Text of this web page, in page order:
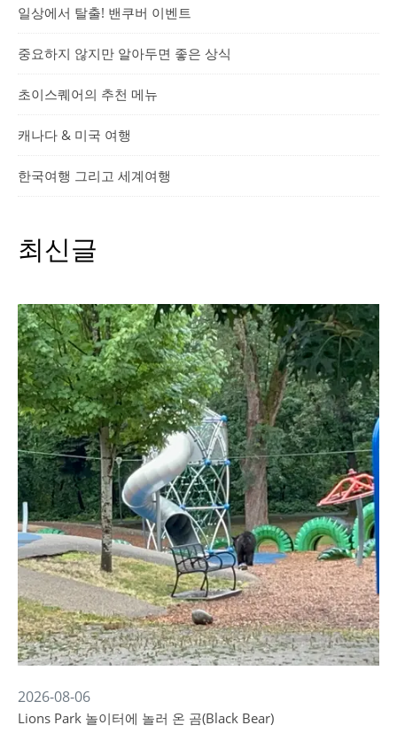
일상에서 탈출! 밴쿠버 이벤트
중요하지 않지만 알아두면 좋은 상식
초이스퀘어의 추천 메뉴
캐나다 & 미국 여행
한국여행 그리고 세계여행
최신글
2026-08-06
Lions Park 놀이터에 놀러 온 곰(Black Bear)